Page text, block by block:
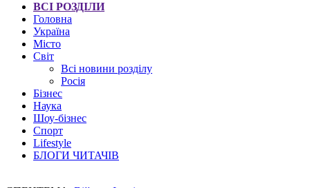
ВСІ РОЗДІЛИ
Головна
Україна
Місто
Світ
Всі новини розділу
Росія
Бізнес
Наука
Шоу-бізнес
Спорт
Lifestyle
БЛОГИ ЧИТАЧІВ